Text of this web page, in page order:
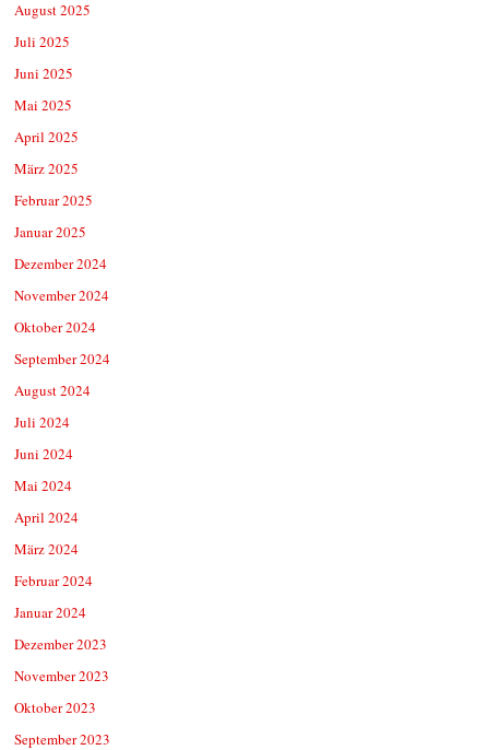
August 2025
Juli 2025
Juni 2025
Mai 2025
April 2025
März 2025
Februar 2025
Januar 2025
Dezember 2024
November 2024
Oktober 2024
September 2024
August 2024
Juli 2024
Juni 2024
Mai 2024
April 2024
März 2024
Februar 2024
Januar 2024
Dezember 2023
November 2023
Oktober 2023
September 2023